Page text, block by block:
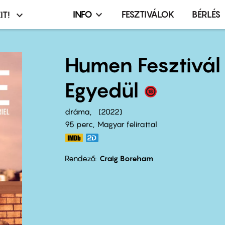
Infó,
terembérlés
menü
INFO FESZTIVÁLOK BÉRLÉS
Humen
Egyedül
dráma
2022
95 perc,
Magyar felirattal
Rendező Craig Boreham